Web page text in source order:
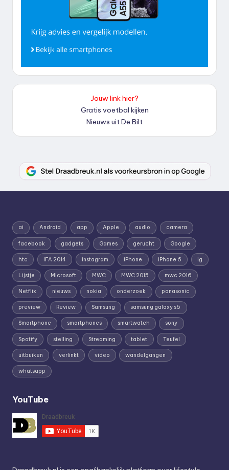
Jouw link hier?
Gratis voetbal kijken
Nieuws uit De Bilt
ai Android app Apple audio camera
facebook gadgets Games gerucht Google
htc IFA 2014 instagram iPhone iPhone 6 lg
Lijstje Microsoft MWC MWC 2015 mwc 2016
Netflix nieuws nokia onderzoek panasonic
preview Review Samsung samsung galaxy s6
Smartphone smartphones smartwatch sony
Spotify stelling Streaming tablet Teufel
uitbuiken verlinkt video wandelgangen
whatsapp
YouTube